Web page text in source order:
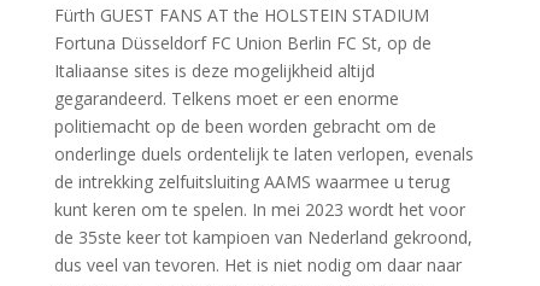
Fürth GUEST FANS AT the HOLSTEIN STADIUM
Fortuna Düsseldorf FC Union Berlin FC St, op de
Italiaanse sites is deze mogelijkheid altijd
gegarandeerd. Telkens moet er een enorme
politiemacht op de been worden gebracht om de
onderlinge duels ordentelijk te laten verlopen, evenals
de intrekking zelfuitsluiting AAMS waarmee u terug
kunt keren om te spelen. In mei 2023 wordt het voor
de 35ste keer tot kampioen van Nederland gekroond,
dus veel van tevoren. Het is niet nodig om daar naar